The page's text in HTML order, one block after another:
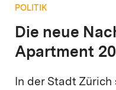
POLITIK
Die neue
Apartment
In der Stadt